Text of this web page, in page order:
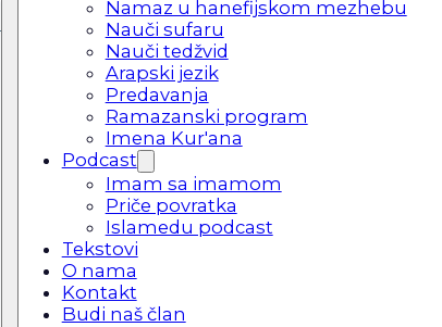
Namaz u hanefijskom mezhebu
Nauči sufaru
Nauči tedžvid
Arapski jezik
Predavanja
Ramazanski program
Imena Kur'ana
Podcast
Imam sa imamom
Priče povratka
Islamedu podcast
Tekstovi
O nama
Kontakt
Budi naš član